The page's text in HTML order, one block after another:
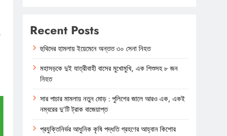
Recent Posts
হুথিদের হামলায় ইয়েমেনে অন্তত ৩০ সেনা নিহত
মহাসড়কে দুই যাত্রীবাহী বাসের মুখোমুখি, এক শিশুসহ ৮ জন
নিহত
সার পাচার মামলায় নতুন মোড় : পুলিশের জালে আরও এক, একই
নম্বরের দু’টি ট্রাক বাজেয়াপ্ত
প্রযুক্তিনির্ভর আধুনিক কৃষি পদ্ধতি গ্রহণের আহ্বান কিশোর